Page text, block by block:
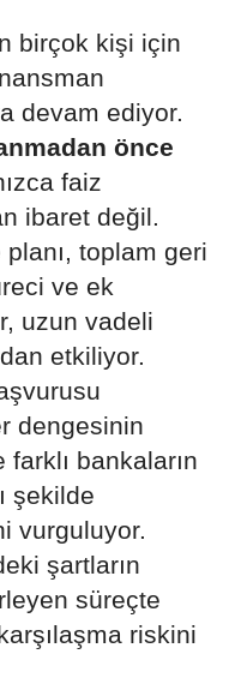
birçok kişi için
devam ediyor.
önce
faiz
ibaret değil.
toplam geri
ve ek
uzun vadeli
etkiliyor.
dengesinin
bankaların
şekilde
vurguluyor.
şartların
süreçte
riskini